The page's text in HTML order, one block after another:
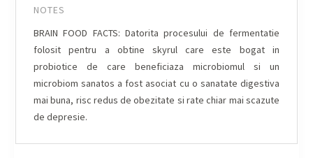
NOTES
BRAIN FOOD FACTS: Datorita procesului de fermentatie
folosit pentru a obtine skyrul care este bogat in
probiotice de care beneficiaza microbiomul si un
microbiom sanatos a fost asociat cu o sanatate digestiva
mai buna, risc redus de obezitate si rate chiar mai scazute
de depresie.